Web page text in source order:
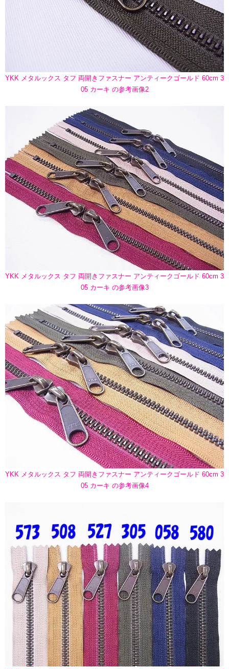
YKK メタルックス タフ 両開きファスナー アンティークゴールド 60cm 3
05 カーキ の参考画像2
YKK メタルックス タフ 両開きファスナー アンティークゴールド 60cm 3
05 カーキ の参考画像3
YKK メタルックス タフ 両開きファスナー アンティークゴールド 60cm 3
05 カーキ の参考画像4